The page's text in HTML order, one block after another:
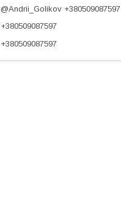
@Andrii_Golikov +380509087597
+380509087597
+380509087597